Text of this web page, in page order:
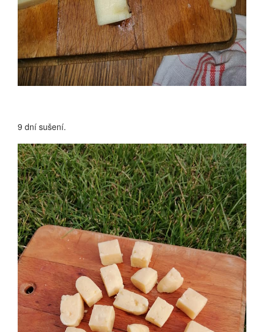
9 dní sušení.